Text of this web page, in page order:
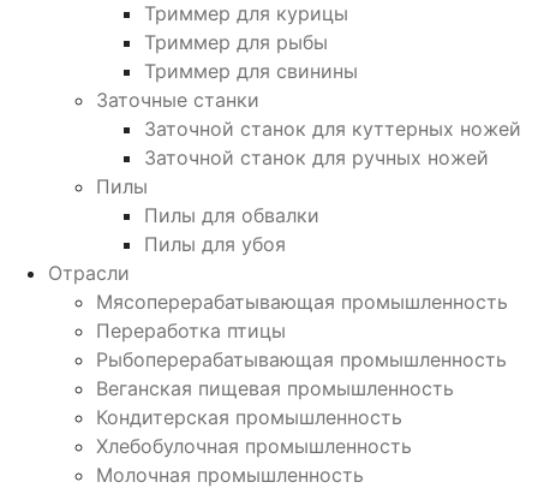
Триммер для курицы
Триммер для рыбы
Триммер для свинины
Заточные станки
Заточной станок для куттерных ножей
Заточной станок для ручных ножей
Пилы
Пилы для обвалки
Пилы для убоя
Отрасли
Мясоперерабатывающая промышленность
Переработка птицы
Рыбоперерабатывающая промышленность
Веганская пищевая промышленность
Кондитерская промышленность
Хлебобулочная промышленность
Молочная промышленность